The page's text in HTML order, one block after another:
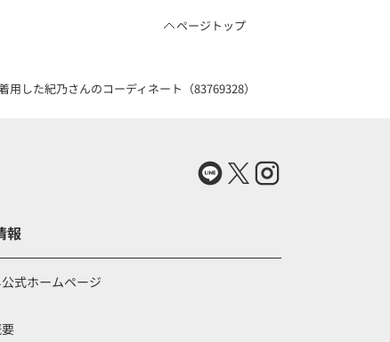
ページトップ
した紀乃さんのコーディネート（83769328）
報
式ホームページ